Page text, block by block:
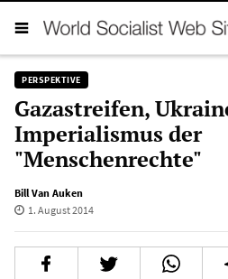
PERSPEKTIVE
Gazastreifen,
Imperialismus der
"Menschenrechte"
Bill Van Auken
1. August 2014